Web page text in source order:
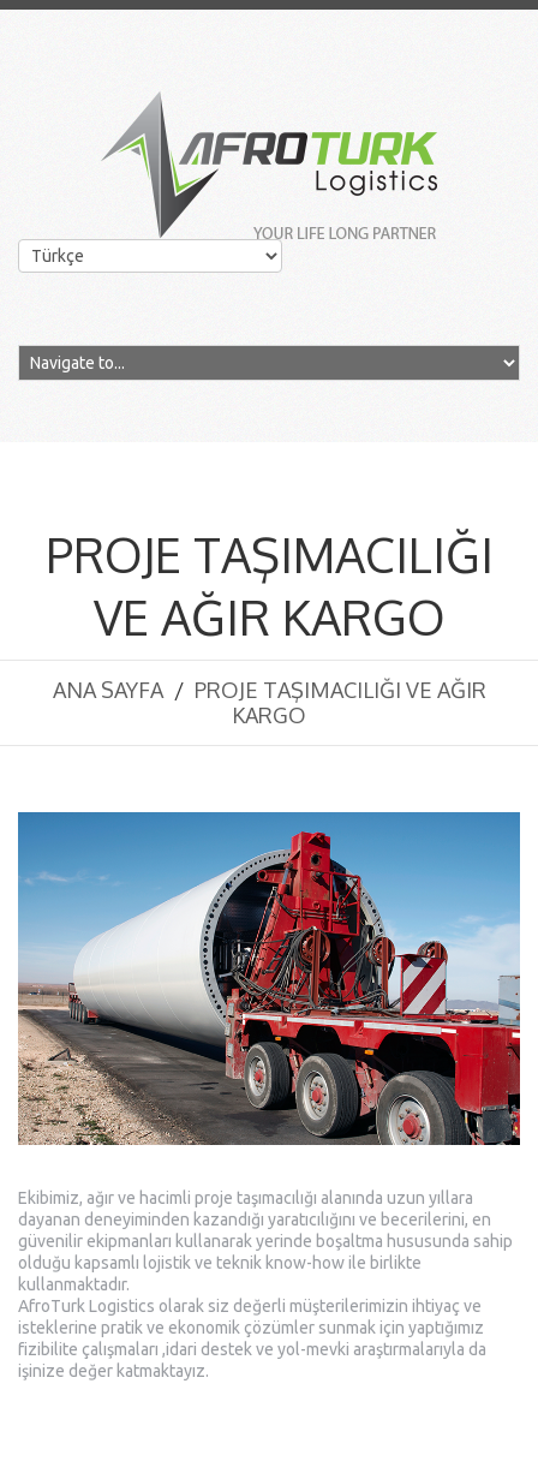
PROJE TAŞIMACILIĞI
VE AĞIR KARGO
ANA SAYFA
PROJE TAŞIMACILIĞI VE AĞIR
KARGO
Ekibimiz, ağır ve hacimli proje taşımacılığı alanında uzun yıllara
dayanan deneyiminden kazandığı yaratıcılığını ve becerilerini, en
güvenilir ekipmanları kullanarak yerinde boşaltma hususunda sahip
olduğu kapsamlı lojistik ve teknik know-how ile birlikte
kullanmaktadır.
AfroTurk Logistics olarak siz değerli müşterilerimizin ihtiyaç ve
isteklerine pratik ve ekonomik çözümler sunmak için yaptığımız
fizibilite çalışmaları ,idari destek ve yol-mevki araştırmalarıyla da
işinize değer katmaktayız.